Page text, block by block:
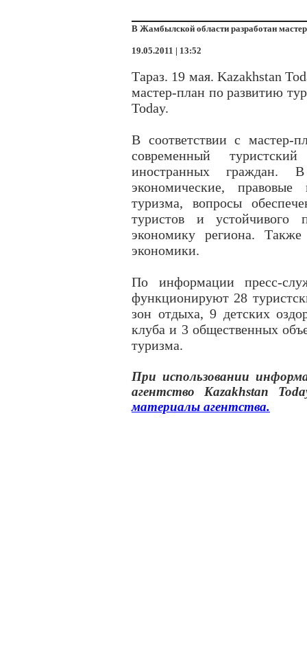
В Жамбылской области разработан
19.05.2011 | 13:52
Тараз. 19 мая. Kazakhstan
мастер-план по развитию
Today.
В соответствии с мастер-
современный
иностранных граждан.
экономические,
туризма, вопросы
туристов и устойчивого
экономику региона.
экономики.
По информации пресс-
функционируют 28
зон отдыха, 9 детских
клуба и 3 общественных
туризма.
При использовании
агентство Kazakhstan
материалы агентства.